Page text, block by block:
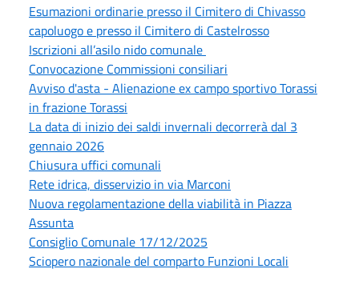
Esumazioni ordinarie presso il Cimitero di Chivasso
capoluogo e presso il Cimitero di Castelrosso
Iscrizioni all’asilo nido comunale
Convocazione Commissioni consiliari
Avviso d'asta - Alienazione ex campo sportivo Torassi
in frazione Torassi
La data di inizio dei saldi invernali decorrerà dal 3
gennaio 2026
Chiusura uffici comunali
Rete idrica, disservizio in via Marconi
Nuova regolamentazione della viabilità in Piazza
Assunta
Consiglio Comunale 17/12/2025
Sciopero nazionale del comparto Funzioni Locali